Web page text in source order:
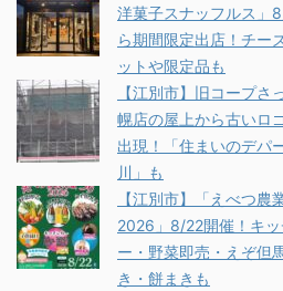
洋菓子スナッフルス」
ら期間限定出店！チー
ットや限定品も
【江別市】旧コープさ
幌店の屋上から古いロ
出現！「住まいのデパ
川」も
【江別市】「えべつ農
2026」8/22開催！キッ
ー・野菜即売・えぞ但
き・餅まきも